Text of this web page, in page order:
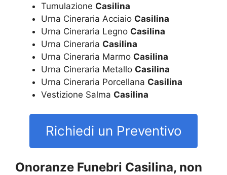
Tumulazione Casilina
Urna Cineraria Acciaio Casilina
Urna Cineraria Legno Casilina
Urna Cineraria Casilina
Urna Cineraria Marmo Casilina
Urna Cineraria Metallo Casilina
Urna Cineraria Porcellana Casilina
Vestizione Salma Casilina
Richiedi un Preventivo
Onoranze Funebri Casilina, non